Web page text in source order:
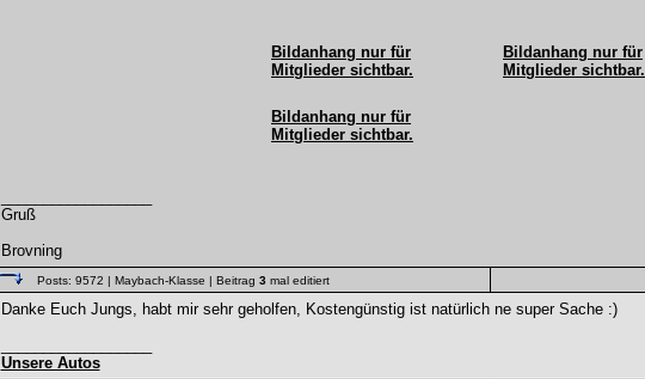
Bildanhang nur für
Mitglieder sichtbar.
Bildanhang nur für
Mitglieder sichtbar.
Bildanhang nur für
Mitglieder sichtbar.
Gruß
Brovning
Posts: 9572 | Maybach-Klasse | Beitrag 3mal editiert
Danke Euch Jungs, habt mir sehr geholfen, Kostengünstig ist natürlich ne super Sache :)
Unsere Autos